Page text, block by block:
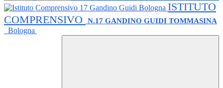
ISTITUTO
COMPRENSIVO
N.17 GANDINO GUIDI TOMMASINA
Bologna